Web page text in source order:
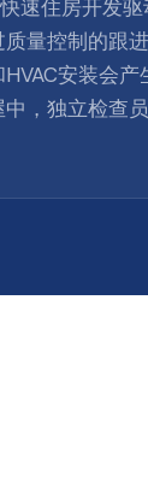
速住房开发
量控制的跟
安装会产
，独立检查